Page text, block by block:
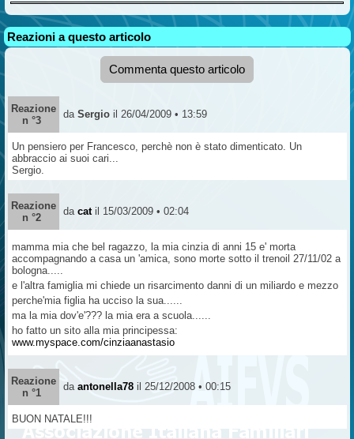
Reazioni a questo articolo
Commenta questo articolo
Reazione
n °3
da Sergioil 26/04/2009 • 13:59
Un pensiero per Francesco, perchè non è stato dimenticato. Un
abbraccio ai suoi cari...
Sergio.
Reazione
n °2
da cat il 15/03/2009 • 02:04
mamma mia che bel ragazzo, la mia cinzia di anni 15 e' morta
accompagnando a casa un 'amica, sono morte sotto il trenoil 27/11/02 a
bologna.....
e l'altra famiglia mi chiede un risarcimento danni di un miliardo e mezzo
perche'mia figlia ha ucciso la sua......
ma la mia dov'e'??? la mia era a scuola......
ho fatto un sito alla mia principessa:
www.myspace.com/cinziaanastasio
Reazione
n °1
da antonella78 il 25/12/2008 • 00:15
BUON NATALE!!!